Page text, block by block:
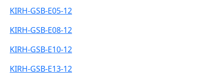
KIRH-GSB-E05-12
KIRH-GSB-E08-12
KIRH-GSB-E10-12
KIRH-GSB-E13-12